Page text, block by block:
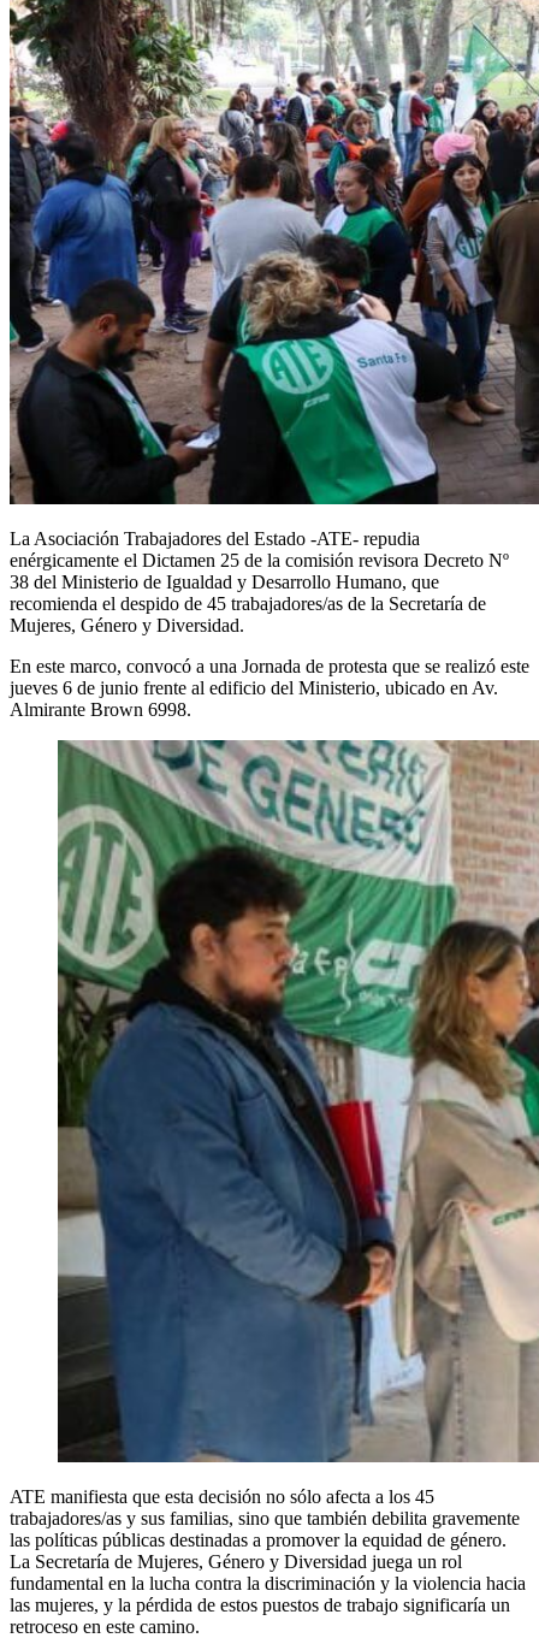
La Asociación Trabajadores del Estado -ATE- repudia
enérgicamente el Dictamen 25 de la comisión revisora Decreto Nº
38 del Ministerio de Igualdad y Desarrollo Humano, que
recomienda el despido de 45 trabajadores/as de la Secretaría de
Mujeres, Género y Diversidad.
En este marco, convocó a una Jornada de protesta que se realizó este
jueves 6 de junio frente al edificio del Ministerio, ubicado en Av.
Almirante Brown 6998.
ATE manifiesta que esta decisión no sólo afecta a los 45
trabajadores/as y sus familias, sino que también debilita gravemente
las políticas públicas destinadas a promover la equidad de género.
La Secretaría de Mujeres, Género y Diversidad juega un rol
fundamental en la lucha contra la discriminación y la violencia hacia
las mujeres, y la pérdida de estos puestos de trabajo significaría un
retroceso en este camino.